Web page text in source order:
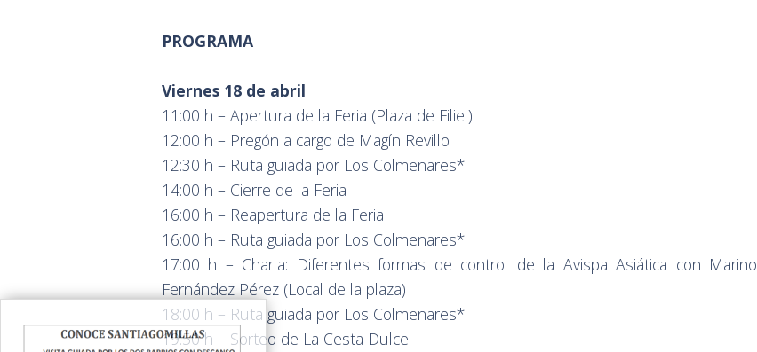
PROGRAMA
Viernes 18 de abril
11:00 h – Apertura de la Feria (Plaza de Filiel)
12:00 h – Pregón a cargo de Magín Revillo
12:30 h – Ruta guiada por Los Colmenares*
14:00 h – Cierre de la Feria
16:00 h – Reapertura de la Feria
16:00 h – Ruta guiada por Los Colmenares*
17:00 h – Charla: Diferentes formas de control de la Avispa Asiática con Marino
Fernández Pérez (Local de la plaza)
18:00 h – Ruta guiada por Los Colmenares*
19:50 h – Sorteo de La Cesta Dulce